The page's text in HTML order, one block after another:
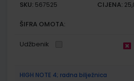
SKU: 567525 CIJENA:
ŠIFRA OMOTA:
Udžbenik
HIGH NOTE 4; radna bilježnica